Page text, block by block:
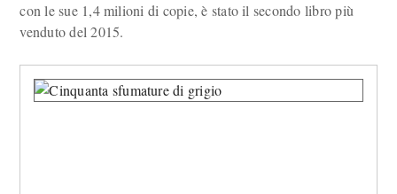
con le sue 1,4 milioni di copie, è stato il secondo libro più
venduto del 2015.